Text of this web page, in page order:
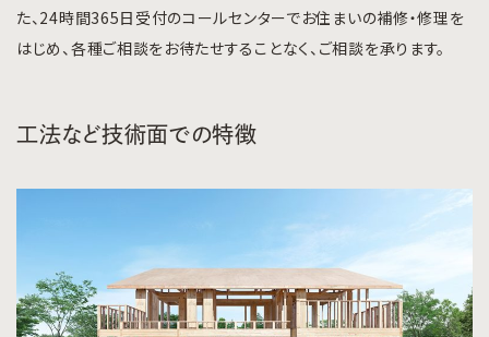
た、24時間365日受付のコールセンターでお住まいの補修・修理を
はじめ、各種ご相談をお待たせすることなく、ご相談を承ります。
工法など技術面での特徴